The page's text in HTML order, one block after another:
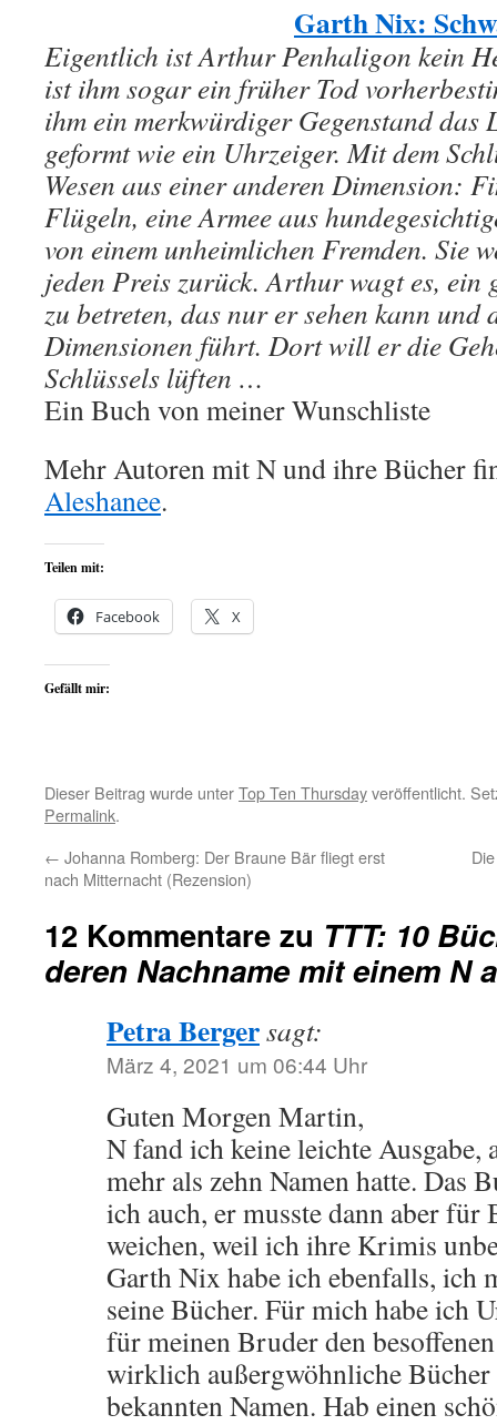
Garth Nix:
Eigentlich ist Arthur Penhaligon kein
ist ihm sogar ein früher Tod
ihm ein merkwürdiger Gegenstand das
geformt wie ein Uhrzeiger. Mit dem
Wesen aus einer anderen Dimension:
Flügeln, eine Armee aus
von einem unheimlichen Fremden. Sie
jeden Preis zurück. Arthur wagt es, ein
zu betreten, das nur er sehen kann und
Dimensionen führt. Dort will er die
Schlüssels lüften …
Ein Buch von meiner Wunschliste
Mehr Autoren mit N und ihre Bücher
Aleshanee.
Teilen mit:
Facebook X
Gefällt mir:
Dieser Beitrag wurde unterTop Ten Thursdayveröffentlicht.
Permalink.
← Johanna Romberg: Der Braune Bär fliegt erst
nach Mitternacht (Rezension)
12 Kommentare zu TTT: 10
deren Nachname mit einem N
Petra Bergersagt:
März 4, 2021 um 06:44 Uhr
Guten Morgen Martin,
N fand ich keine leichte Ausgabe,
mehr als zehn Namen hatte. Das
ich auch, er musste dann aber für
weichen, weil ich ihre Krimis
Garth Nix habe ich ebenfalls, ich
seine Bücher. Für mich habe ich
für meinen Bruder den
wirklich außergwöhnliche Bücher
bekannten Namen. Hab einen